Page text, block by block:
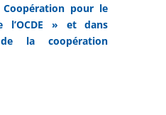
pour le
l’OCDE » et dans
la coopération